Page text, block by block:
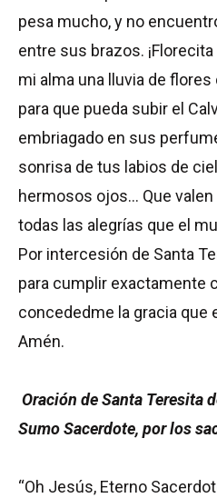
pesa mucho, y no
entre sus brazos.
mi alma una lluvia de flores
para que pueda subir el
embriagado en sus
sonrisa de tus labios de
hermosos ojos… Que
todas las alegrías que el
Por intercesión de Santa
para cumplir exactamente
concededme la gracia que
Amén.
Oración de Santa Teresita
Sumo Sacerdote, por los
“Oh Jesús, Eterno